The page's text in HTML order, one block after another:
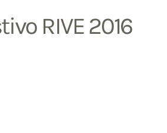
RIVE 2016